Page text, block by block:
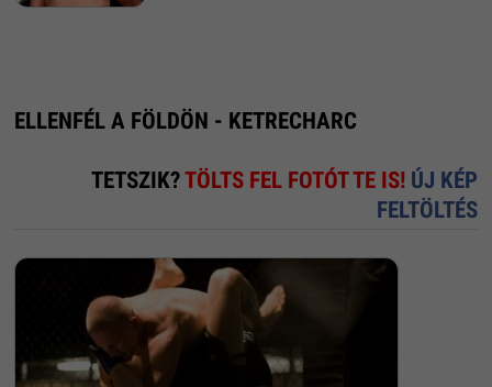
ELLENFÉL A FÖLDÖN - KETRECHARC
TETSZIK?TÖLTS FEL FOTÓT TE IS! ÚJ KÉP
FELTÖLTÉS